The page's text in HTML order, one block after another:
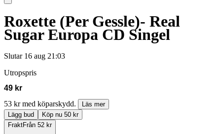
Roxette (Per Gessle)- Real
Sugar Europa CD Singel
Slutar 16 aug 21:03
Utropspris
49 kr
53 kr med köparskydd.
Läs mer
Lägg bud
Köp nu 50 kr
FraktFrån 52 kr